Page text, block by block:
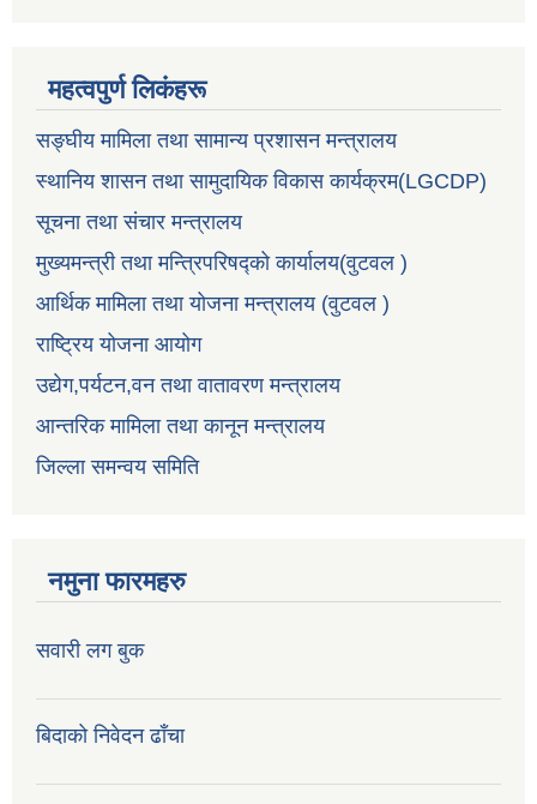
महत्वपुर्ण लिकंहरू
सङ्घीय मामिला तथा सामान्य प्रशासन मन्त्रालय
स्थानिय शासन तथा सामुदायिक विकास कार्यक्रम(LGCDP)
सूचना तथा संचार मन्त्रालय
मुख्यमन्त्री तथा मन्त्रिपरिषद्को कार्यालय(वुटवल )
आर्थिक मामिला तथा योजना मन्त्रालय (वुटवल )
राष्ट्रिय योजना आयोग
उद्येग,पर्यटन,वन तथा वातावरण मन्त्रालय
आन्तरिक मामिला तथा कानून मन्त्रालय
जिल्ला समन्वय समिति
नमुना फारमहरु
सवारी लग बुक
बिदाको निवेदन ढाँचा